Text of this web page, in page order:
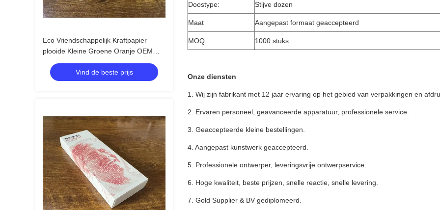
Eco Vriendschappelijk Kraftpapier
plooide Kleine Groene Oranje OEM
90mm 13cm van de Verpakkingsdoos
Vind de beste prijs
Doostype: Stijve dozen
Maat Aangepast formaat geaccepteerd
MOQ: 1000 stuks
Onze diensten
1. Wij zijn fabrikant met 12 jaar ervaring op het gebied van verpakkingen en
2. Ervaren personeel, geavanceerde apparatuur, professionele service.
3. Geaccepteerde kleine bestellingen.
4. Aangepast kunstwerk geaccepteerd.
5. Professionele ontwerper, leveringsvrije ontwerpservice.
6. Hoge kwaliteit, beste prijzen, snelle reactie, snelle levering.
7. Gold Supplier & BV gediplomeerd.